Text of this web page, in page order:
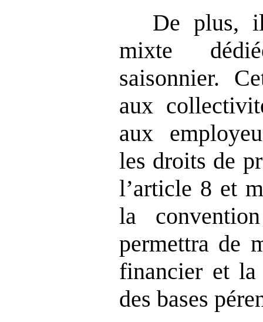
De plus,
mixte
saisonnier.
aux
aux
les droits de
l’article 8 et
la
permettra de
financier et
des bases